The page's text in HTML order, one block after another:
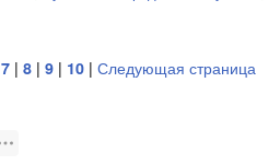
7 | 8 | 9 | 10 | Следующая страница